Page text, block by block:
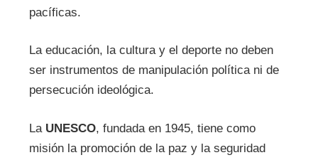
pacíficas.
La educación, la cultura y el deporte no deben
ser instrumentos de manipulación política ni de
persecución ideológica.
La UNESCO, fundada en 1945, tiene como
misión la promoción de la paz y la seguridad